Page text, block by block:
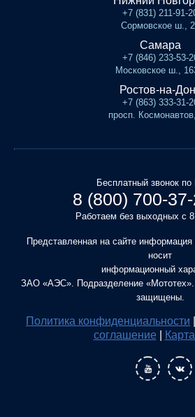
+7 (831) 211-91-
Сормовское ш.,
Самара
+7 (846) 233-53-
Московское ш.,
Ростов-на-
+7 (863) 333-31-
просп.
Бесплатный звонок по
8 (800) 700-
Работаем без выходных с
Представленная на сайте
носит
информационный
ЗАО «АЭС». Подразделение
защищены.
Политика конфиденциальности
соглашение